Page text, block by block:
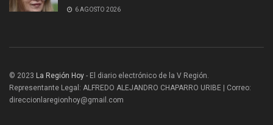
6 AGOSTO 2026
© 2023 La Región Hoy - El diario electrónico de la V Región.
Representante Legal: ALFREDO ALEJANDRO CHAPARRO URIBE | Correo:
direccionlaregionhoy@gmail.com